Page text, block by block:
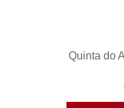
Quinta do